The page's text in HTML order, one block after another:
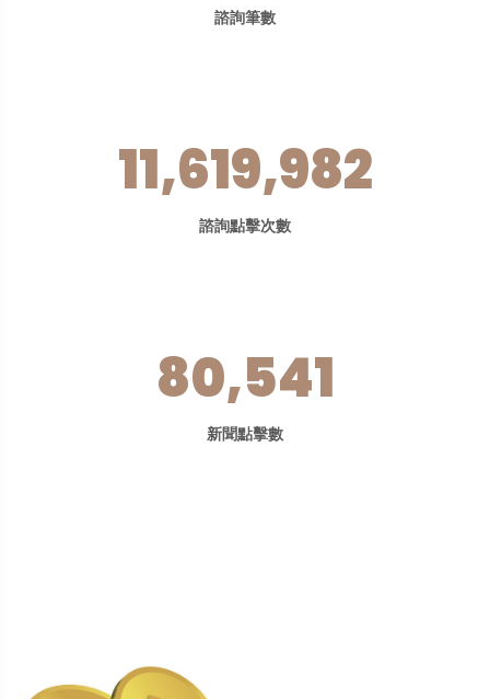
諮詢筆數
11,619,982
諮詢點擊次數
80,541
新聞點擊數